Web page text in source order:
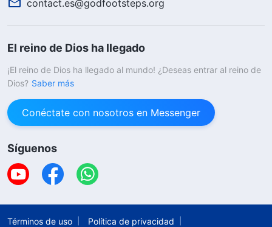
contact.es@godfootsteps.org
El reino de Dios ha llegado
¡El reino de Dios ha llegado al mundo! ¿Deseas entrar al reino de
Dios? Saber más
Conéctate con nosotros en Messenger
Síguenos
Términos de uso Política de privacidad